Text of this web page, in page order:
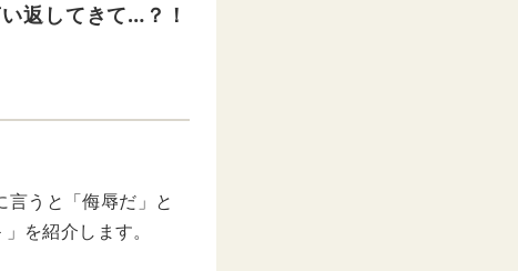
返してきて…？！
うと「侮辱だ」と
を紹介します。